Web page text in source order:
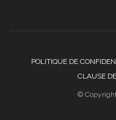
POLITIQUE DE
CLAUSE
©